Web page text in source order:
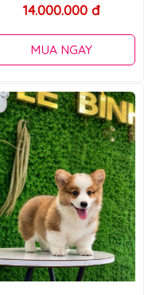
12.000.000 đ
MUA NGAY